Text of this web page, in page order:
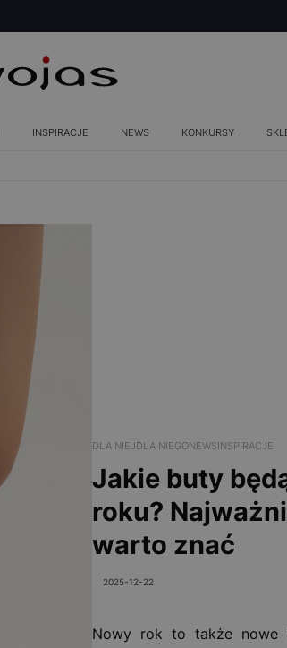
INSPIRACJE NEWS KONKURSY
DLA NIEJDLA NIEGONEWSINSPIRACJE
Jakie buty
roku?
warto znać
2025-12-22
Nowy rok to także nowe